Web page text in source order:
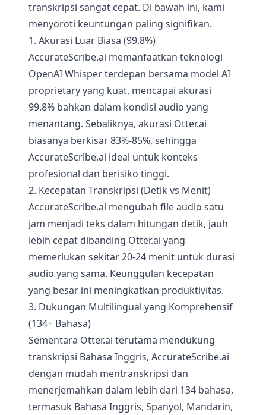
transkripsi sangat cepat. Di bawah ini, kami
menyoroti keuntungan paling signifikan.
1. Akurasi Luar Biasa (99.8%)
AccurateScribe.ai memanfaatkan teknologi
OpenAI Whisper terdepan bersama model AI
proprietary yang kuat, mencapai akurasi
99.8% bahkan dalam kondisi audio yang
menantang. Sebaliknya, akurasi Otter.ai
biasanya berkisar 83%-85%, sehingga
AccurateScribe.ai ideal untuk konteks
profesional dan berisiko tinggi.
2. Kecepatan Transkripsi (Detik vs Menit)
AccurateScribe.ai mengubah file audio satu
jam menjadi teks dalam hitungan detik, jauh
lebih cepat dibanding Otter.ai yang
memerlukan sekitar 20-24 menit untuk durasi
audio yang sama. Keunggulan kecepatan
yang besar ini meningkatkan produktivitas.
3. Dukungan Multilingual yang Komprehensif
(134+ Bahasa)
Sementara Otter.ai terutama mendukung
transkripsi Bahasa Inggris, AccurateScribe.ai
dengan mudah mentranskripsi dan
menerjemahkan dalam lebih dari 134 bahasa,
termasuk Bahasa Inggris, Spanyol, Mandarin,